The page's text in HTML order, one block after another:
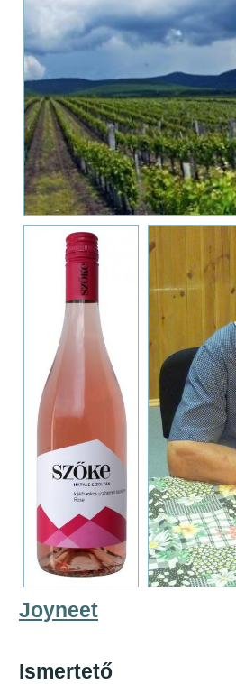
Joyneet
Ismertető